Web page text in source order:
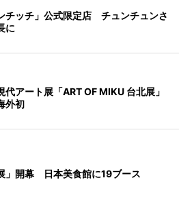
チッチ」公式限定店 チュンチュンさ
に
代アート展「ART OF MIKU 台北展」
外初
」開幕 日本美食館に19ブース